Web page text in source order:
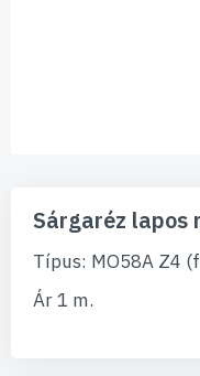
képgaléria
elejére
Sárgaréz lapos
Típus: MO58A Z4
Ár 1 m.